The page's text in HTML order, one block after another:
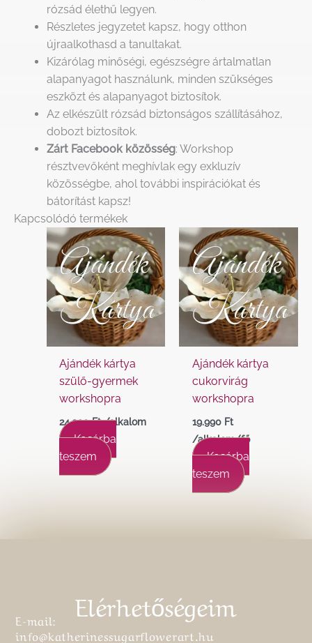
rózsád élethű legyen.
Részletes jegyzetet kapsz, hogy otthon
újraalkothasd a tanultakat.
Kizárólag minőségi, egészségre ártalmatlan
alapanyagot használunk, minden szükséges
eszközt és alapanyagot biztosítok.
Az elkészült rózsád biztonságos szállításához,
dobozt biztosítok.
Zárt Facebook közösség: Workshop
résztvevőként meghívlak egy exkluzív
közösségbe, ahol további inspirációkat és
bátorítást kapsz!
Kapcsolódó termékek
Ajándék kártya
szülő-gyermek
workshopra
24.990Ft /alkalom
Kosárba
teszem
Ajándék kártya
cukorvirág
workshopra
19.990 Ft
/alkalom/fő
Kosárba
teszem
Elérhetőségeim
E-mail:
info@katherinessugarflowerart.hu